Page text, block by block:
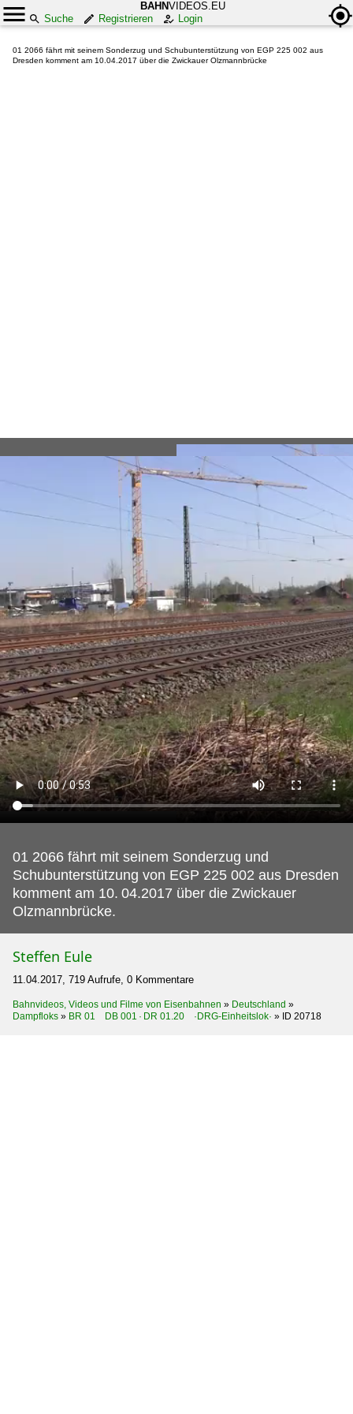
BAHNVIDEOS.EU
Suche
Registrieren Login
01 2066 fährt mit seinem Sonderzug und Schubunterstützung von EGP 225 002 aus
Dresden komment am 10.04.2017 über die Zwickauer Olzmannbrücke
01 2066 fährt mit seinem Sonderzug und
Schubunterstützung von EGP 225 002 aus Dresden
komment am 10. 04.2017 über die Zwickauer
Olzmannbrücke.
Steffen Eule
11.04.2017, 719 Aufrufe, 0 Kommentare
Bahnvideos, Videos und Filme von Eisenbahnen » Deutschland »
Dampfloks » BR 01 DB 001 · DR 01.20 ·DRG-Einheitslok· » ID 20718